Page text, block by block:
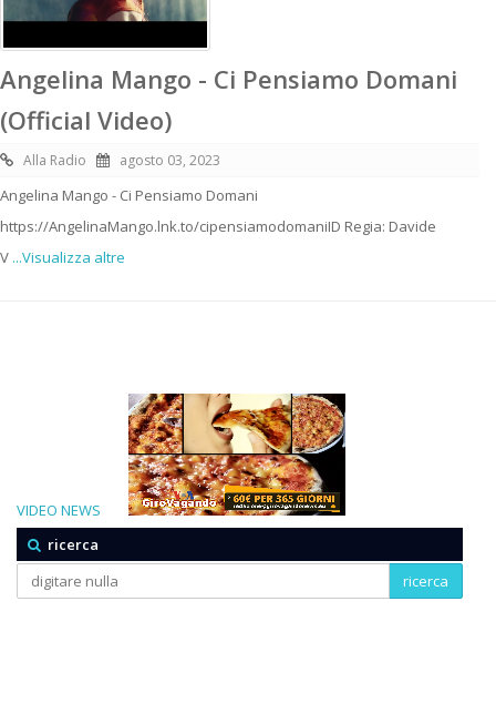
Angelina Mango - Ci Pensiamo Domani
(Official Video)
Alla Radio agosto 03, 2023
Angelina Mango - Ci Pensiamo Domani
https://AngelinaMango.lnk.to/cipensiamodomaniID Regia: Davide
V ...Visualizza altre
VIDEO NEWS
ricerca
ricerca